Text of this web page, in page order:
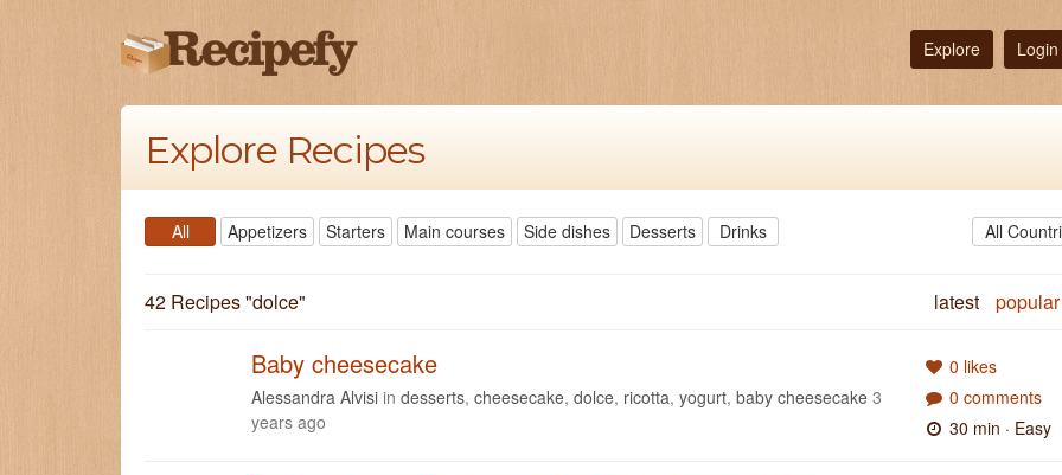
Explore Login
Explore Recipes
All Appetizers Starters Main courses Side dishes Desserts Drinks All
42 Recipes "dolce" latest popular
Baby cheesecake
Alessandra Alvisi in desserts, cheesecake, dolce, ricotta, yogurt, baby cheesecake 3
years ago
0 likes
0 comments
30 min · Easy